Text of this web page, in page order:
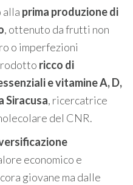
alla prima produzione di
, ottenuto da frutti non
o imperfezioni
ricco di
e vitamine A, D,
Siracusa, ricercatrice
del CNR.
economico e
giovane ma dalle